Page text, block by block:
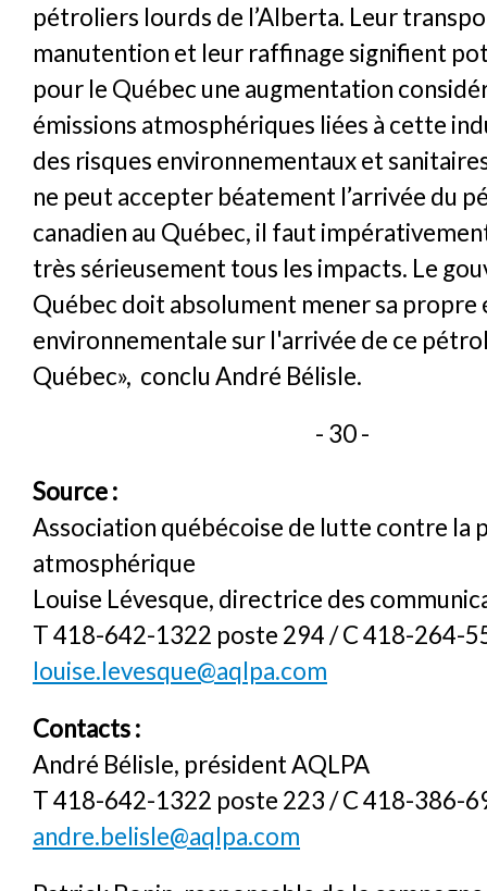
pétroliers lourds de l’Alberta. Leur
manutention et leur raffinage signifient
pour le Québec une augmentation
émissions atmosphériques liées à cette
des risques environnementaux et
ne peut accepter béatement l’arrivée du
canadien au Québec, il faut
très sérieusement tous les impacts. Le
Québec doit absolument mener sa propre
environnementale sur l'arrivée de ce
Québec», conclu André Bélisle.
- 30 -
Source :
Association québécoise de lutte contre la
atmosphérique
Louise Lévesque, directrice des
T 418-642-1322 poste 294 / C 418-264-
louise.levesque@aqlpa.com
Contacts :
André Bélisle, président AQLPA
T 418-642-1322 poste 223 / C 418-386-
andre.belisle@aqlpa.com